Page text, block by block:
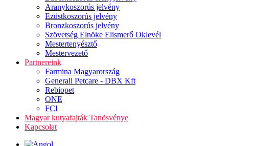
Aranykoszorús jelvény
Ezüstkoszorús jelvény
Bronzkoszorús jelvény
Szövetség Elnöke Elismerő Oklevél
Mestertenyésztő
Mestervezető
Partnereink
Farmina Magyarország
Generali Petcare - DBX Kft
Rebiopet
ONE
FCI
Magyar kutyafajták Tanösvénye
Kapcsolat